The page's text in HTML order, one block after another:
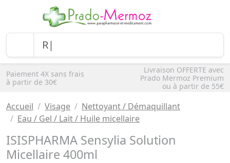
Paiement 4X sans frais
à partir de 30€
Livraison OFFERTE avec
Prado Mermoz Premium
ou à partir de 55€
Accueil Visage
Nettoyant / Démaquillant
Eau / Gel / Lait / Huile micellaire
ISISPHARMA Sensylia Solution
Micellaire 400ml